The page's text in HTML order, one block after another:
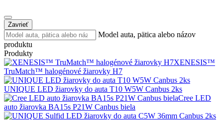
Zavrieť
Model auta, pätica alebo názov
produktu
Produkty
XENESIS™
TruMatch™ halogénové žiarovky H7
UNIQUE LED žiarovky do auta T10 W5W Canbus 2ks
Cree LED
auto žiarovka BA15s P21W Canbus biela